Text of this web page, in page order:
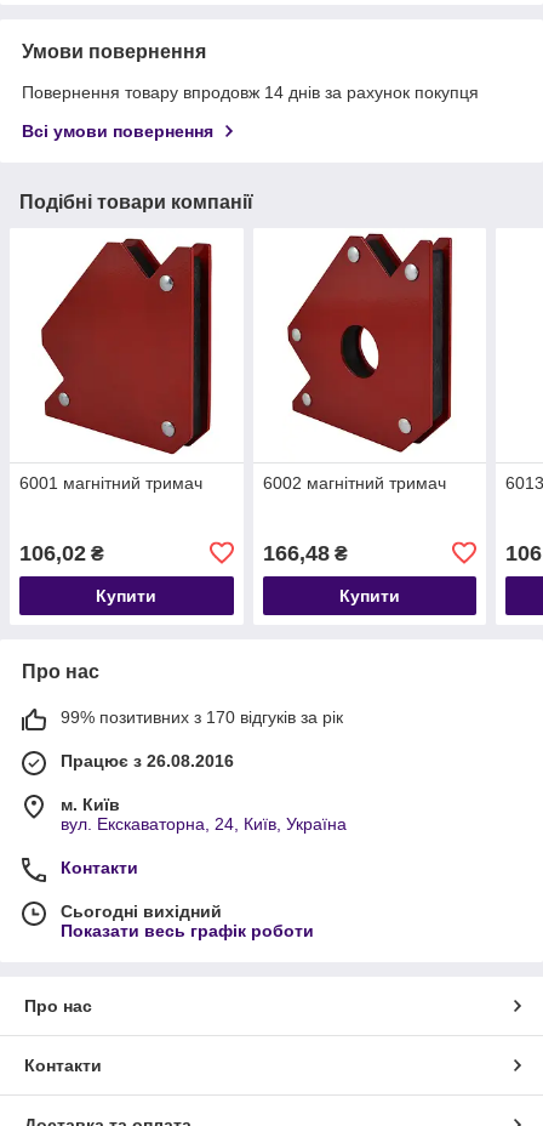
Умови повернення
Повернення товару впродовж 14 днів за рахунок покупця
Всі умови повернення
Подібні товари компанії
6001 магнітний тримач
106,02 ₴
Купити
6002 магнітний тримач
166,48₴
Купити
Про нас
99% позитивних з 170 відгуків за рік
Працює з 26.08.2016
м. Київ
вул. Екскаваторна, 24, Київ, Україна
Контакти
Сьогодні вихідний
Показати весь графік роботи
Про нас
Контакти